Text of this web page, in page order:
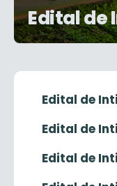
Edital de
Edital de
Edital de
Edital de